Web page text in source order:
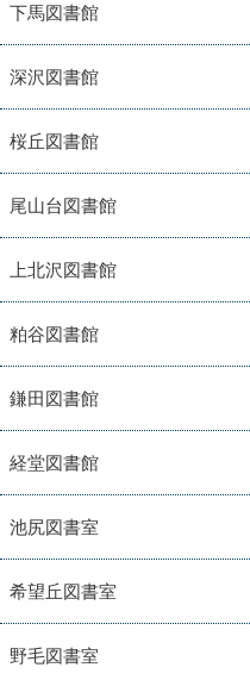
下馬図書館
深沢図書館
桜丘図書館
尾山台図書館
上北沢図書館
粕谷図書館
鎌田図書館
経堂図書館
池尻図書室
希望丘図書室
野毛図書室